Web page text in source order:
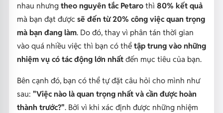
nhau nhưngtheo nguyên tắc Petarothì 80% kết quả
mà bạn đạt được sẽ đến từ 20% công việc quan trọng
mà bạn đang làm. Do đó, thay vì phân tán thời gian
vào quá nhiều việc thì bạn có thể tập trung vào những
nhiệm vụ có tác động lớn nhấtđến mục tiêu của bạn.
Bên cạnh đó, bạn có thể tự đặt câu hỏi cho mình như
sau: "Việc nào là quan trọng nhất và cần được hoàn
thành trước?". Bởi vì khi xác định được những nhiệm